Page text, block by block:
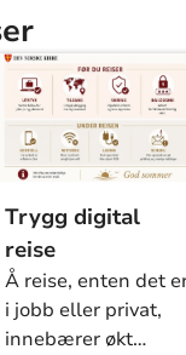
Trygg digital
reise
Å reise, enten det
i jobb eller privat,
innebærer økt